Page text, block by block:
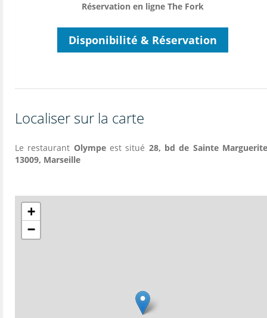
Réservation en ligne The Fork
Disponibilité & Réservation
Localiser sur la carte
Le restaurant Olympeest situé 28, bd de Sainte
13009, Marseille
+
−